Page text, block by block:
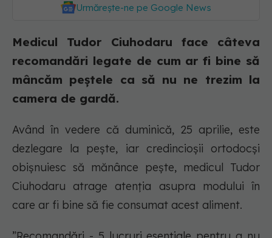
Urmărește-ne pe Google News
Medicul Tudor Ciuhodaru face câteva
recomandări legate de cum ar fi bine să
mâncăm peștele ca să nu ne trezim la
camera de gardă.
Având în vedere că duminică, 25 aprilie, este
dezlegare la pește, iar credincioșii ortodocși
obișnuiesc să mănânce pește, medicul Tudor
Ciuhodaru atrage atenția asupra modului în
care ar fi bine să fie consumat acest aliment.